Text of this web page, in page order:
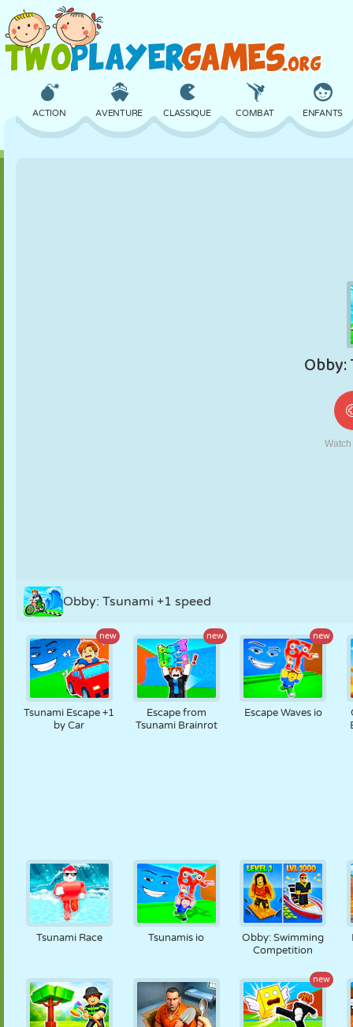
ACTION AVENTURE CLASSIQUE COMBAT ENFANTS
ROBOT
Obby: Tsunami +1 speed
new
Tsunami Escape +1
by Car
new
Escape from
Tsunami Brainrot
new
Escape Waves io
Tsunami Race Tsunamis io
Obby: Swimming
Competition
new